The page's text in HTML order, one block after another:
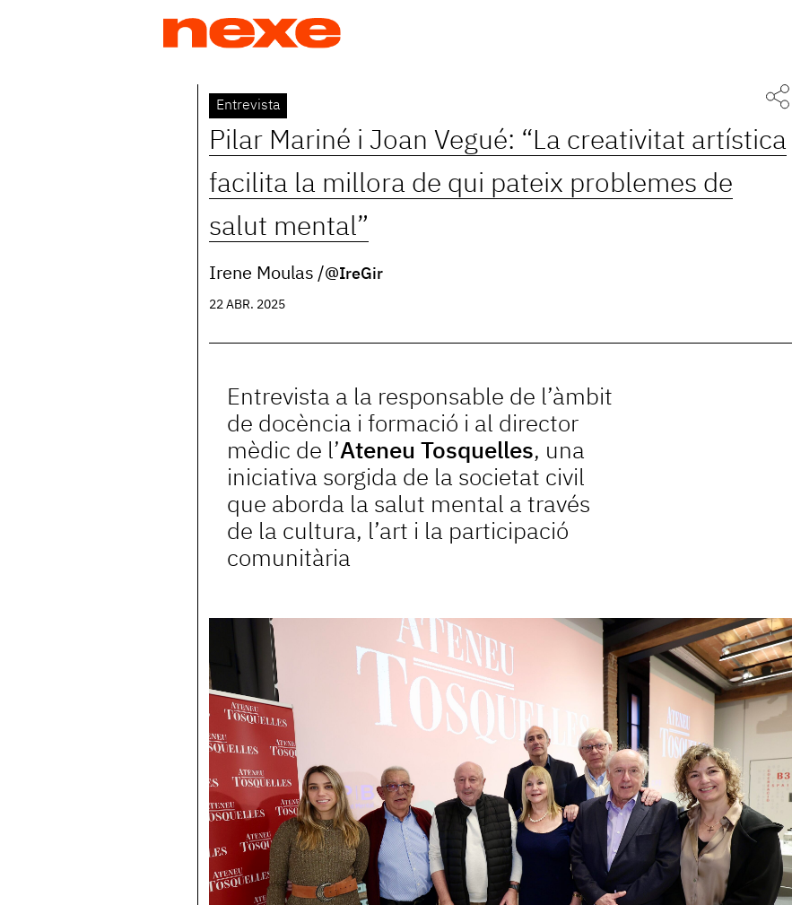
Back
to
top
Entrevista
Pilar Mariné i Joan Vegué: “La creativitat artística
facilita la millora de qui pateix problemes de
salut mental”
Irene Moulas @IreGir
22 ABR. 2025
Entrevista a la responsable de l’àmbit
de docència i formació i al director
mèdic de l’Ateneu Tosquelles, una
iniciativa sorgida de la societat civil
que aborda la salut mental a través
de la cultura, l’art i la participació
comunitària